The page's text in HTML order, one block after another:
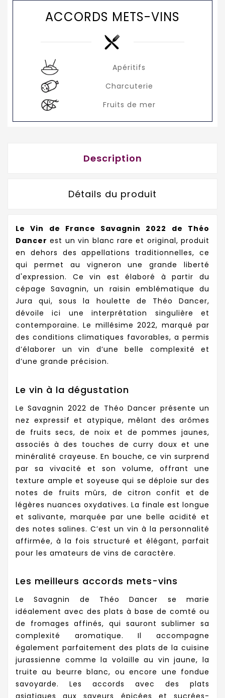
ACCORDS METS-VINS
Apéritifs
Charcuterie
Fruits de mer
Description
Détails du produit
Le Vin de France Savagnin 2022 de Théo
Dancer est un vin blanc rare et original, produit
en dehors des appellations traditionnelles, ce
qui permet au vigneron une grande liberté
d'expression. Ce vin est élaboré à partir du
cépage Savagnin, un raisin emblématique du
Jura qui, sous la houlette de Théo Dancer,
dévoile ici une interprétation singulière et
contemporaine. Le millésime 2022, marqué par
des conditions climatiques favorables, a permis
d’élaborer un vin d’une belle complexité et
d’une grande précision.
Le vin à la dégustation
Le Savagnin 2022 de Théo Dancer présente un
nez expressif et atypique, mêlant des arômes
de fruits secs, de noix et de pommes jaunes,
associés à des touches de curry doux et une
minéralité crayeuse. En bouche, ce vin surprend
par sa vivacité et son volume, offrant une
texture ample et soyeuse qui se déploie sur des
notes de fruits mûrs, de citron confit et de
légères nuances oxydatives. La finale est longue
et salivante, marquée par une belle acidité et
des notes salines. C’est un vin à la personnalité
affirmée, à la fois structuré et élégant, parfait
pour les amateurs de vins de caractère.
Les meilleurs accords mets-vins
Le Savagnin de Théo Dancer se marie
idéalement avec des plats à base de comté ou
de fromages affinés, qui sauront sublimer sa
complexité aromatique. Il accompagne
également parfaitement des plats de la cuisine
jurassienne comme la volaille au vin jaune, la
truite au beurre blanc, ou encore une fondue
savoyarde. Les accords avec des plats
asiatiques aux saveurs épicées et sucrées-